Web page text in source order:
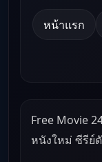
หน้าแรก
Free Movie
หนังใหม่ ซีรีย์